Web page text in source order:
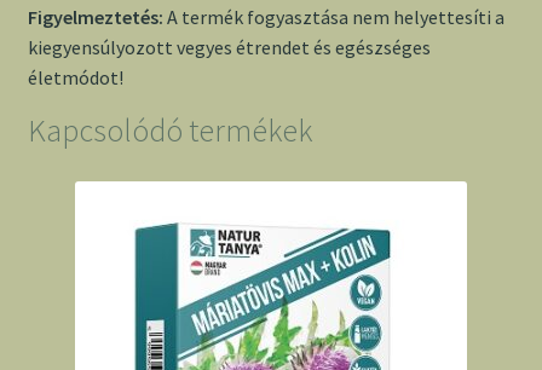
Figyelmeztetés: A termék fogyasztása nem helyettesíti a
kiegyensúlyozott vegyes étrendet és egészséges
életmódot!
Kapcsolódó termékek